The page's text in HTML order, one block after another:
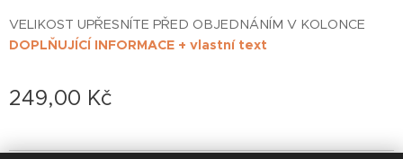
VELIKOST UPŘESNÍTE PŘED OBJEDNÁNÍM V KOLONCE
DOPLŇUJÍCÍ INFORMACE + vlastní text
249,00 Kč